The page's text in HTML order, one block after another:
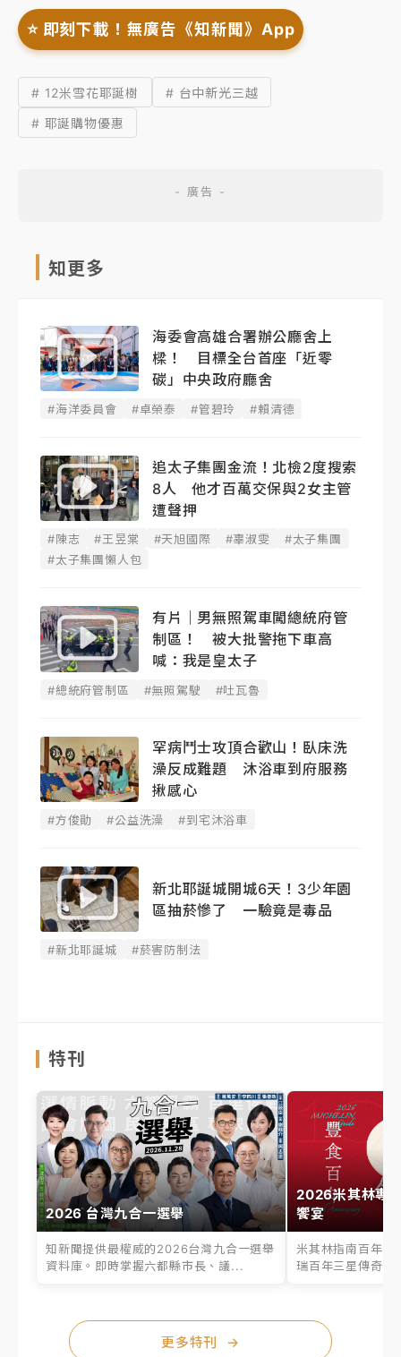
⭐️ 即刻下載！無廣告《知新聞》App
# 12米雪花耶誕樹
# 台中新光三越
# 耶誕購物優惠
知更多
海委會高雄合署辦公廳舍上
樑！ 目標全台首座「近零
碳」中央政府廳舍
#海洋委員會 #卓榮泰 #管碧玲 #賴清德
追太子集團金流！北檢2度搜索
8人 他才百萬交保與2女主管
遭聲押
#陳志 #王昱棠 #天旭國際 #辜淑雯
#太子集團
#太子集團懶人包
有片｜男無照駕車闖總統府管
制區！ 被大批警拖下車高
喊：我是皇太子
#總統府管制區 #無照駕駛 #吐瓦魯
罕病鬥士攻頂合歡山！臥床洗
澡反成難題 沐浴車到府服務
揪感心
#方俊勛 #公益洗澡 #到宅沐浴車
新北耶誕城開城6天！3少年園
區抽菸慘了 一驗竟是毒品
#新北耶誕城 #菸害防制法
特刊
2026 台灣九合一選舉
知新聞提供最權威的2026台灣九合一選舉
資料庫。即時掌握六都縣市長、議...
2026米其林專
饗宴
米其林指南百年之
瑞百年三星傳奇、
更多特刊 →